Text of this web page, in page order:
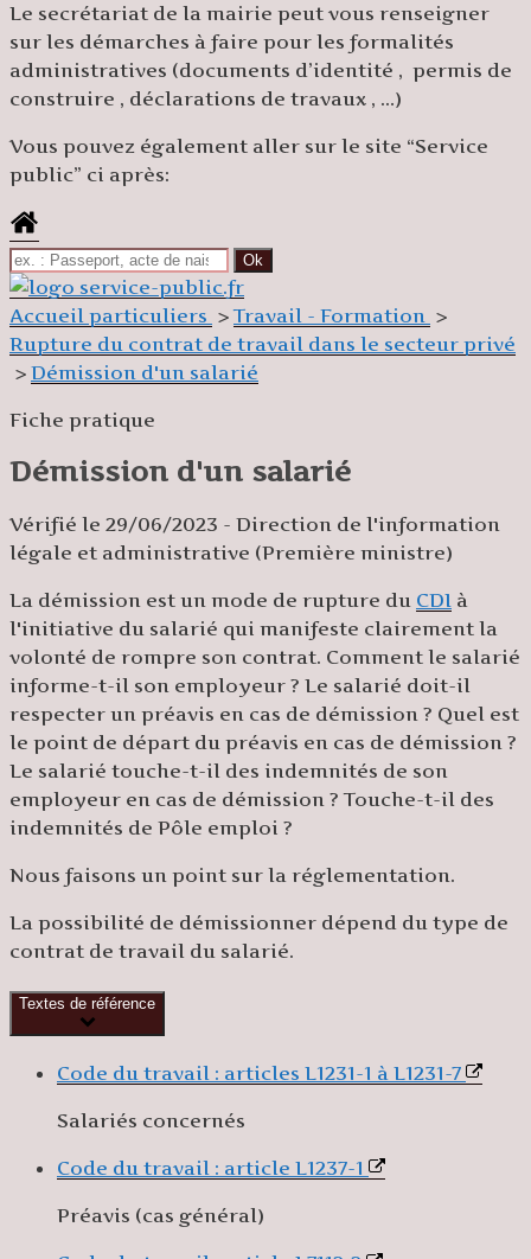
Le secrétariat de la mairie peut vous renseigner
sur les démarches à faire pour les formalités
administratives (documents d’identité , permis de
construire , déclarations de travaux , …)
Vous pouvez également aller sur le site “Service
public” ci après:
Accueil particuliers > Travail - Formation >
Rupture du contrat de travail dans le secteur privé
> Démission d'un salarié
Fiche pratique
Démission d'un salarié
Vérifié le 29/06/2023 - Direction de l'information
légale et administrative (Première ministre)
La démission est un mode de rupture du CDI à
l'initiative du salarié qui manifeste clairement la
volonté de rompre son contrat. Comment le salarié
informe-t-il son employeur ? Le salarié doit-il
respecter un préavis en cas de démission ? Quel est
le point de départ du préavis en cas de démission ?
Le salarié touche-t-il des indemnités de son
employeur en cas de démission ? Touche-t-il des
indemnités de Pôle emploi ?
Nous faisons un point sur la réglementation.
La possibilité de démissionner dépend du type de
contrat de travail du salarié.
Textes de référence
Code du travail : articles L1231-1 à L1231-7
Salariés concernés
Code du travail : article L1237-1
Préavis (cas général)